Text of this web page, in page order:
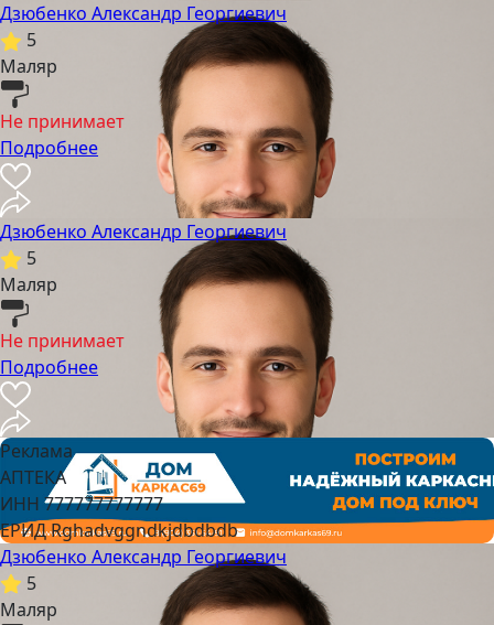
Дзюбенко Александр Георгиевич
5
Маляр
Не принимает
Подробнее
Дзюбенко Александр Георгиевич
5
Маляр
Не принимает
Подробнее
Реклама
АПТЕКА
ИНН 777777777777
ЕРИД Rghadvggndkjdbdbdb
Дзюбенко Александр Георгиевич
5
Маляр